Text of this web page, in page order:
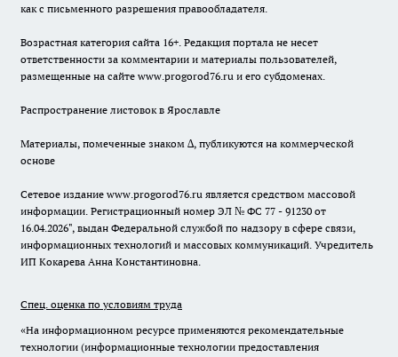
как с письменного разрешения правообладателя.
Возрастная категория сайта 16+. Редакция портала не несет
ответственности за комментарии и материалы пользователей,
размещенные на сайте www.progorod76.ru и его субдоменах.
Распространение листовок в Ярославле
Материалы, помеченные знаком ∆, публикуются на коммерческой
основе
Сетевое издание www.progorod76.ru является средством массовой
информации. Регистрационный номер ЭЛ № ФС 77 - 91230 от
16.04.2026", выдан Федеральной службой по надзору в сфере связи,
информационных технологий и массовых коммуникаций. Учредитель
ИП Кокарева Анна Константиновна.
Спец. оценка по условиям труда
«На информационном ресурсе применяются рекомендательные
технологии (информационные технологии предоставления